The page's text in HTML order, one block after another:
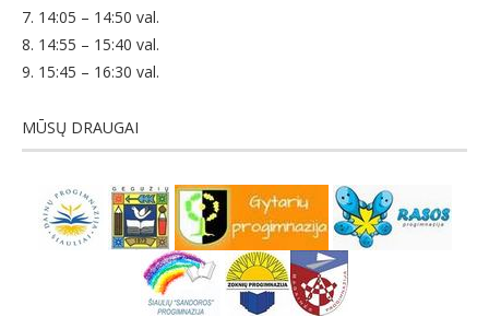
7. 14:05 – 14:50 val.
8. 14:55 – 15:40 val.
9. 15:45 – 16:30 val.
MŪSŲ DRAUGAI